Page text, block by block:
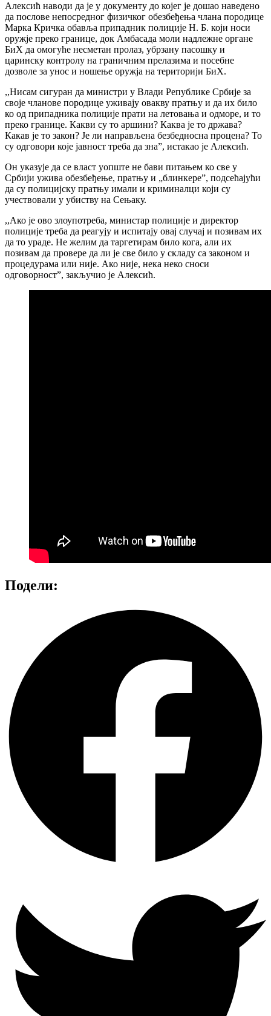
Алексић наводи да је у документу до којег је дошао наведено
да послове непосредног физичког обезбеђења члана породице
Марка Кричка обавља припадник полиције Н. Б. који носи
оружје преко границе, док Амбасада моли надлежне органе
БиХ да омогуће несметан пролаз, убрзану пасошку и
царинску контролу на граничним прелазима и посебне
дозволе за унос и ношење оружја на територији БиХ.
,,Нисам сигуран да министри у Влади Републике Србије за
своје чланове породице уживају овакву пратњу и да их било
ко од припадника полиције прати на летовања и одморе, и то
преко границе. Какви су то аршини? Каква је то држава?
Какав је то закон? Је ли направљена безбедносна процена? То
су одговори које јавност треба да зна”, истакао је Алексић.
Он указује да се власт уопште не бави питањем ко све у
Србији ужива обезбеђење, пратњу и „блинкере”, подсећајући
да су полицијску пратњу имали и криминалци који су
учествовали у убиству на Сењаку.
,,Ако је ово злоупотреба, министар полиције и директор
полиције треба да реагују и испитају овај случај и позивам их
да то ураде. Не желим да таргетирам било кога, али их
позивам да провере да ли је све било у складу са законом и
процедурама или није. Ако није, нека неко сноси
одговорност”, закључио је Алексић.
Подели: